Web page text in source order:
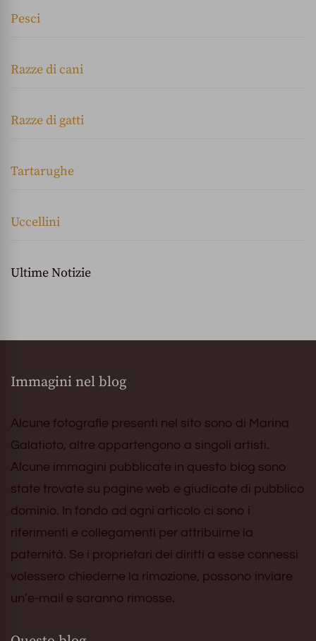
Pesci
Razze di cani
Razze di gatti
Tartarughe
Uccellini
Ultime Notizie
Immagini nel blog
Alcune fotografie presenti nel sito sono di Marina
Galatioto, altre appartengono a singoli artisti.
Alcune immagini pubblicate in questo blog sono
state trovate su pagine web e giudicate di pubblico
dominio. In fondo ad ogni articolo ci sono i
riferimenti e collegamenti per attribuirne la
paternità. Se i proprietari dei diritti a esse connessi
volessero chiederne la rimozione, possono inviare
un’e-mail e saranno rimosse.